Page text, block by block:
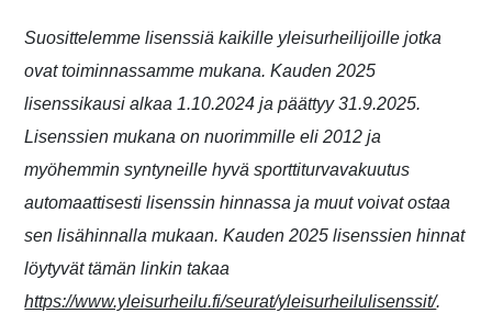
Suosittelemme lisenssiä kaikille yleisurheilijoille jotka
ovat toiminnassamme mukana. Kauden 2025
lisenssikausi alkaa 1.10.2024 ja päättyy 31.9.2025.
Lisenssien mukana on nuorimmille eli 2012 ja
myöhemmin syntyneille hyvä sporttiturvavakuutus
automaattisesti lisenssin hinnassa ja muut voivat ostaa
sen lisähinnalla mukaan. Kauden 2025 lisenssien hinnat
löytyvät tämän linkin takaa
https://www.yleisurheilu.fi/seurat/yleisurheilulisenssit/.